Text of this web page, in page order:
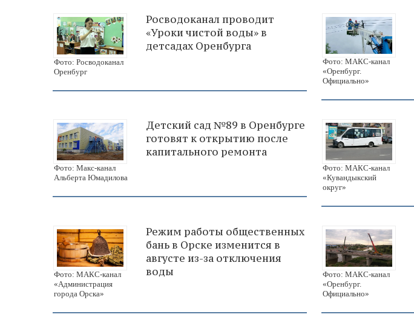
Фото: Росводоканал
Оренбург
Росводоканал проводит
«Уроки чистой воды» в
детсадах Оренбурга
Фото: МАКС-канал
«Оренбург.
Официально»
Фото: Макс-канал
Альберта Юмадилова
Детский сад №89 в Оренбурге
готовят к открытию после
капитального ремонта
Фото: МАКС-канал
«Кувандыкский
округ»
Фото: МАКС-канал
«Администрация
города Орска»
Режим работы общественных
бань в Орске изменится в
августе из-за отключения
воды
Фото: МАКС-канал
«Оренбург.
Официально»